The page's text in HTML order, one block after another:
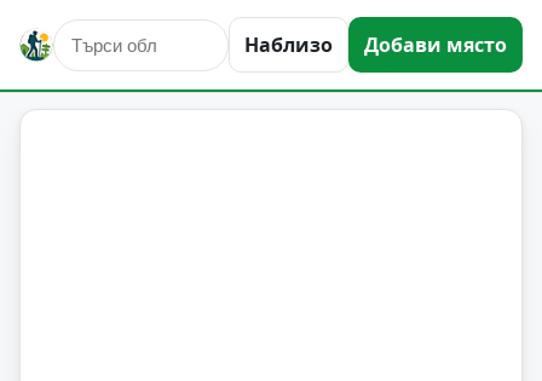
Наблизо Добави място
Българене Област: Стара Загора